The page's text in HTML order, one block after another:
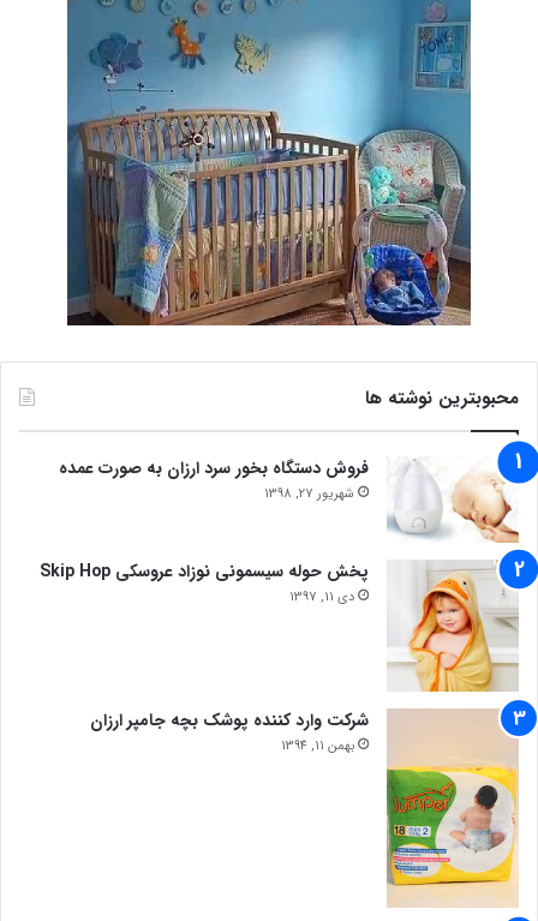
محبوبترین نوشته ها
فروش دستگاه بخور سرد ارزان به صورت عمده
شهریور 27, 1398
پخش حوله سیسمونی نوزاد عروسکی Skip Hop
دی 11, 1397
شرکت وارد کننده پوشک بچه جامپر ارزان
بهمن 11, 1394